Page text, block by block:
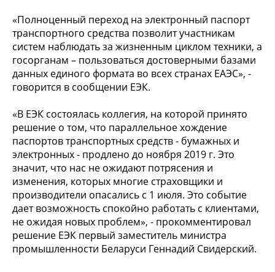
«Полноценный переход на электронный паспорт
транспортного средства позволит участникам
систем наблюдать за жизненным циклом техники, а
госорганам – пользоваться достоверными базами
данных единого формата во всех странах ЕАЭС», -
говорится в сообщении ЕЭК.
«В ЕЭК состоялась коллегия, на которой принято
решение о том, что параллельное хождение
паспортов транспортных средств - бумажных и
электронных - продлено до ноября 2019 г. Это
значит, что нас не ожидают потрясения и
изменения, которых многие страховщики и
производители опасались с 1 июля. Это событие
дает возможность спокойно работать с клиентами,
не ожидая новых проблем», - прокомментировал
решение ЕЭК первый заместитель министра
промышленности Беларуси Геннадий Свидерский.